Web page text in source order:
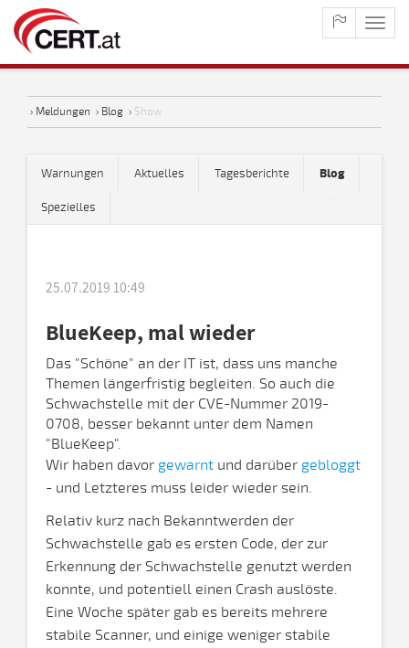
› Meldungen › Blog › Show
Warnungen Aktuelles Tagesberichte Blog
Spezielles
25.07.2019 10:49
BlueKeep, mal wieder
Das "Schöne" an der IT ist, dass uns manche
Themen längerfristig begleiten. So auch die
Schwachstelle mit der CVE-Nummer 2019-
0708, besser bekannt unter dem Namen
"BlueKeep".
Wir haben davor gewarnt und darüber gebloggt
- und Letzteres muss leider wieder sein.
Relativ kurz nach Bekanntwerden der
Schwachstelle gab es ersten Code, der zur
Erkennung der Schwachstelle genutzt werden
konnte, und potentiell einen Crash auslöste.
Eine Woche später gab es bereits mehrere
stabile Scanner, und einige weniger stabile